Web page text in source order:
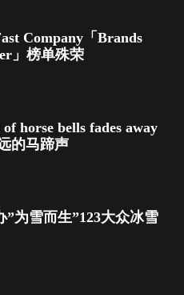
Company「Brands
」榜单殊荣
horse bells fades away
的马蹄声
”为雪而生”123大众冰雪